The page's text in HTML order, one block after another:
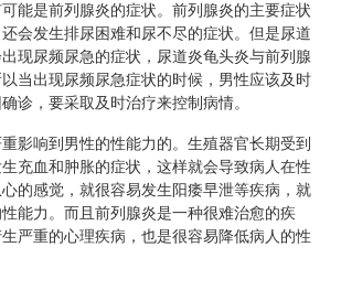
能是前列腺炎的症状。前列腺炎的主要症状
会发生排尿困难和尿不尽的症状。但是尿道
现尿频尿急的症状，尿道炎龟头炎与前列腺
当出现尿频尿急症状的时候，男性应该及时
诊，要采取及时治疗来控制病情。
影响到男性的性能力的。生殖器官长期受到
充血和肿胀的症状，这样就会导致病人在性
的感觉，就很容易发生阳痿早泄等疾病，就
能力。而且前列腺炎是一种很难治愈的疾
严重的心理疾病，也是很容易降低病人的性